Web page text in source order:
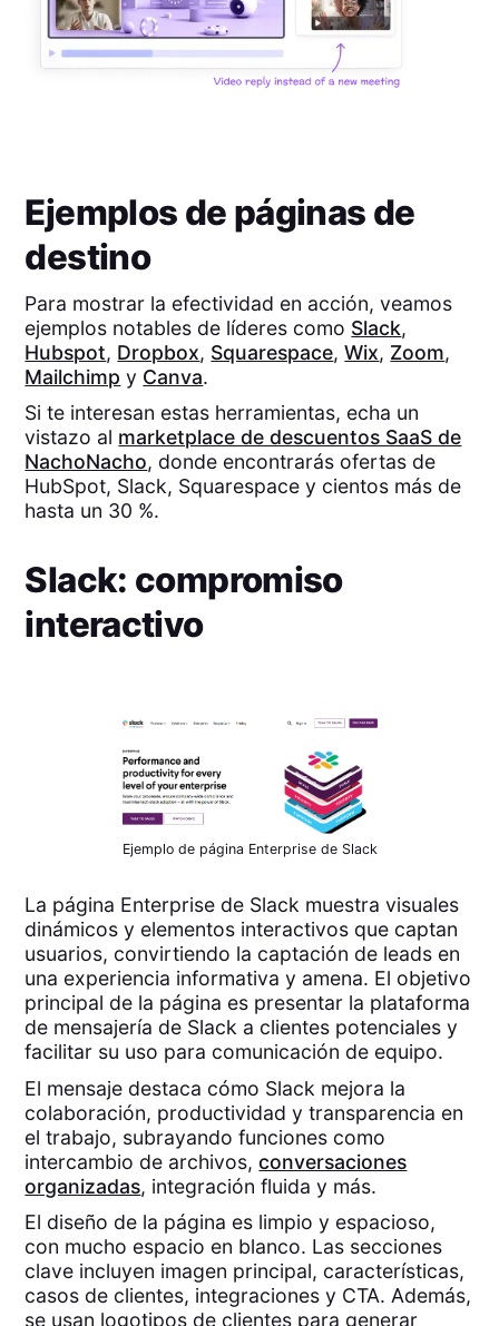
Ejemplos de páginas de
destino
Para mostrar la efectividad en acción, veamos
ejemplos notables de líderes como Slack,
Hubspot, Dropbox, Squarespace,Wix, Zoom,
Mailchimp y Canva.
Si te interesan estas herramientas, echa un
vistazo al marketplace de descuentos SaaS de
NachoNacho, donde encontrarás ofertas de
HubSpot, Slack, Squarespace y cientos más de
hasta un 30 %.
Slack: compromiso
interactivo
Ejemplo de página Enterprise de Slack
La página Enterprise de Slack muestra visuales
dinámicos y elementos interactivos que captan
usuarios, convirtiendo la captación de leads en
una experiencia informativa y amena. El objetivo
principal de la página es presentar la plataforma
de mensajería de Slack a clientes potenciales y
facilitar su uso para comunicación de equipo.
El mensaje destaca cómo Slack mejora la
colaboración, productividad y transparencia en
el trabajo, subrayando funciones como
intercambio de archivos,conversaciones
organizadas, integración fluida y más.
El diseño de la página es limpio y espacioso,
con mucho espacio en blanco. Las secciones
clave incluyen imagen principal, características,
casos de clientes, integraciones y CTA. Además,
se usan logotipos de clientes para generar